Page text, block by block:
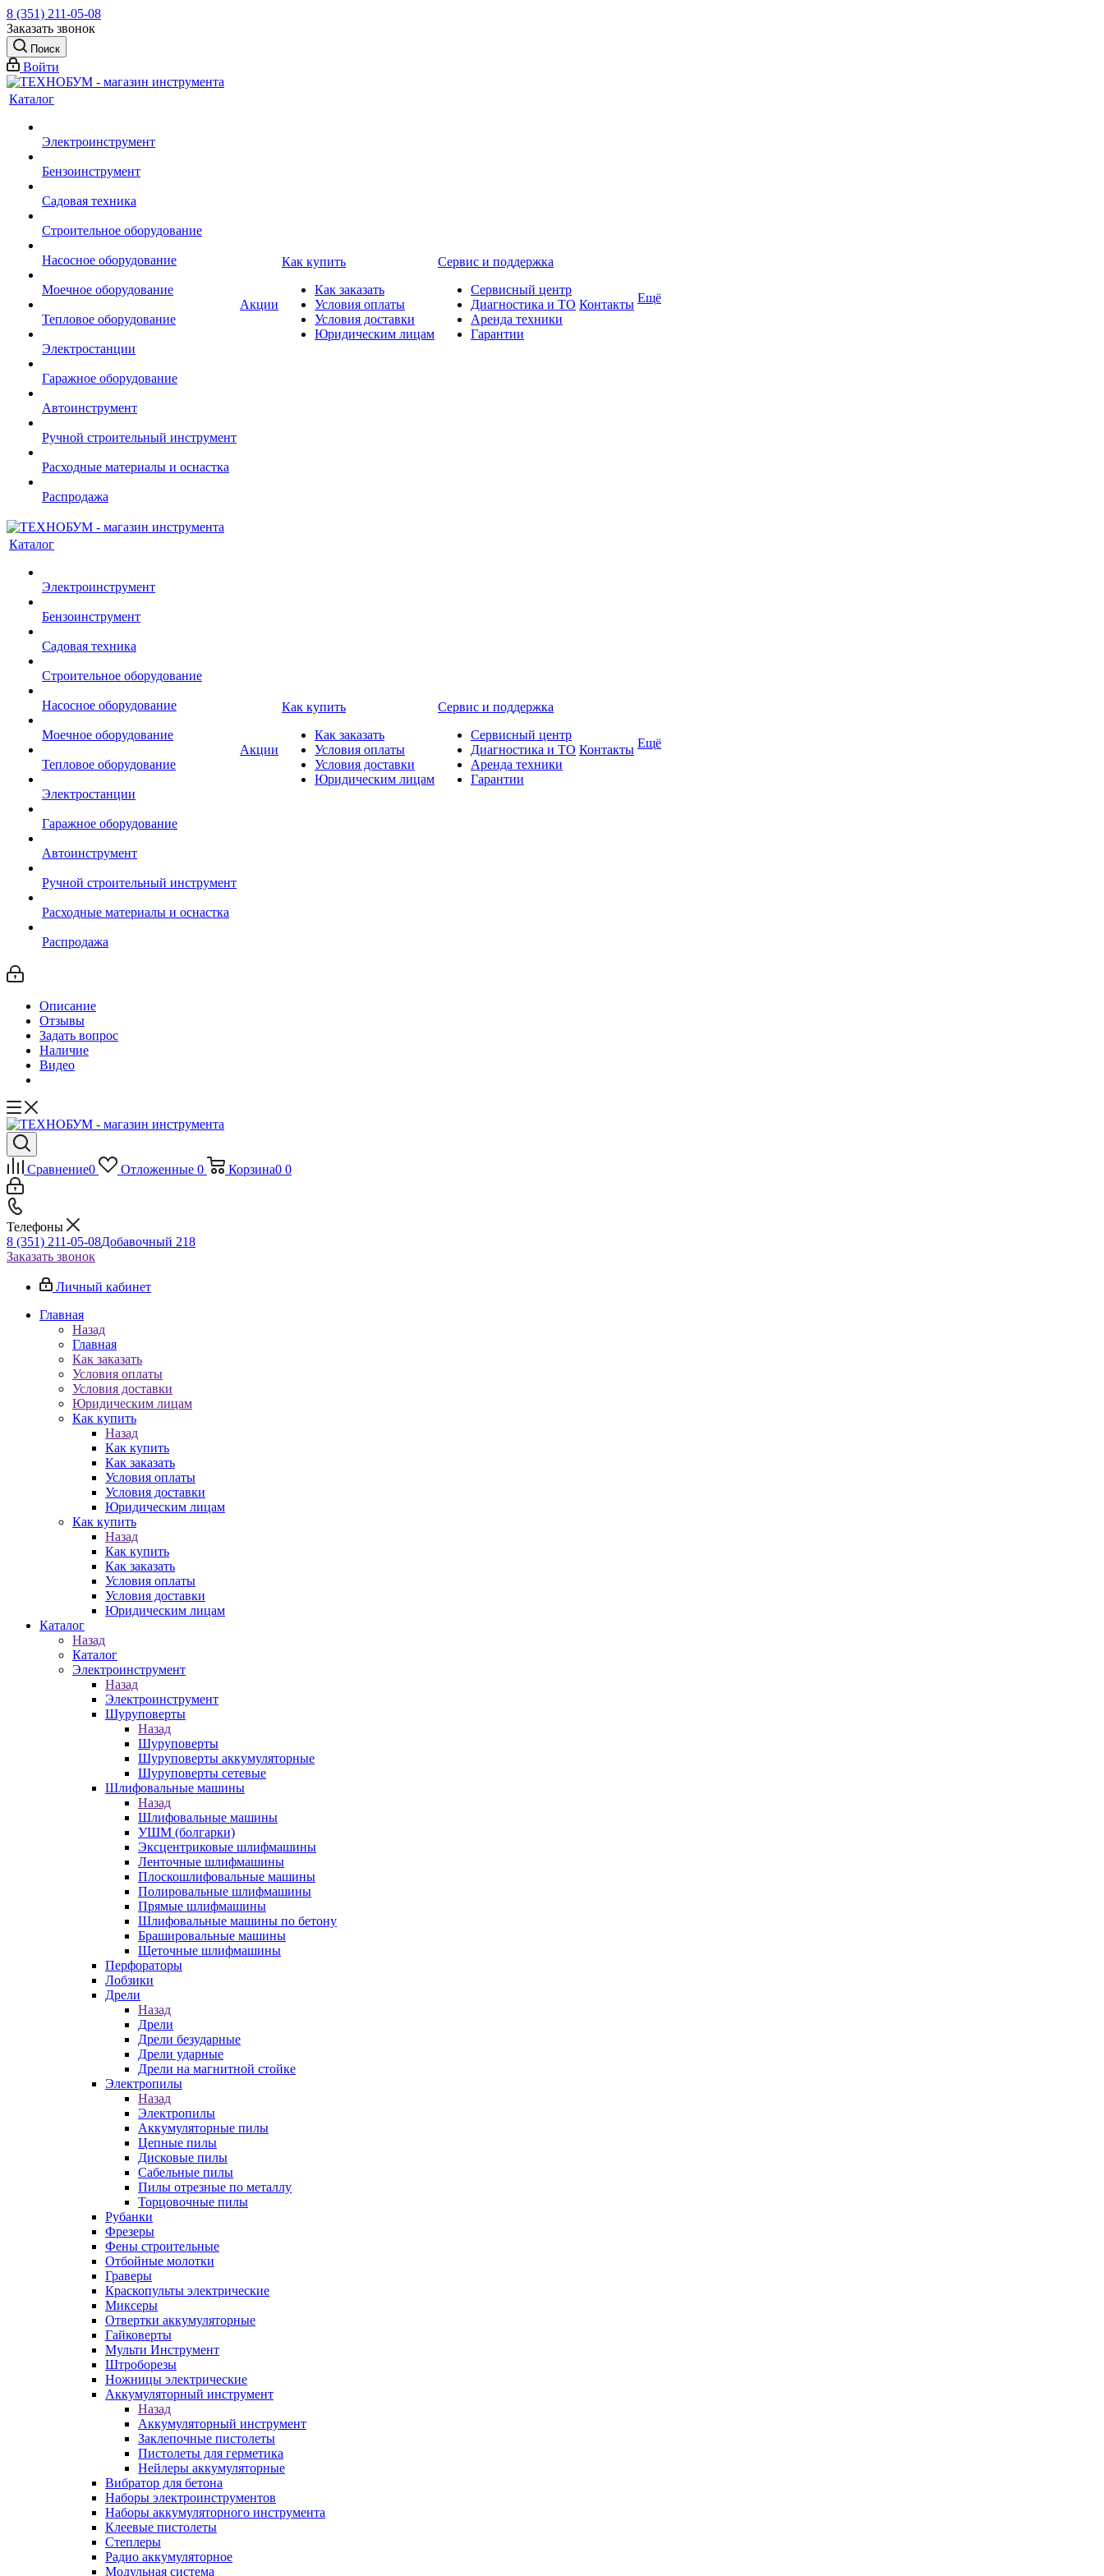
8 (351) 211-05-08
Заказать звонок
Поиск
Войти
Каталог
Электроинструмент
Бензоинструмент
Садовая техника
Строительное оборудование
Насосное оборудование
Моечное оборудование
Тепловое оборудование
Электростанции
Гаражное оборудование
Автоинструмент
Ручной строительный инструмент
Расходные материалы и оснастка
Распродажа
Акции
Как купить
Как заказать
Условия оплаты
Условия доставки
Юридическим лицам
Сервис и поддержка
Сервисный центр
Диагностика и ТО
Аренда техники
Гарантии
Контакты Ещё
Каталог
Электроинструмент
Бензоинструмент
Садовая техника
Строительное оборудование
Насосное оборудование
Моечное оборудование
Тепловое оборудование
Электростанции
Гаражное оборудование
Автоинструмент
Ручной строительный инструмент
Расходные материалы и оснастка
Распродажа
Акции
Как купить
Как заказать
Условия оплаты
Условия доставки
Юридическим лицам
Сервис и поддержка
Сервисный центр
Диагностика и ТО
Аренда техники
Гарантии
Контакты Ещё
Описание
Отзывы
Задать вопрос
Наличие
Видео
Сравнение0 Отложенные 0 Корзина0 0
Телефоны
8 (351) 211-05-08Добавочный 218
Заказать звонок
Личный кабинет
Главная
Назад
Главная
Как заказать
Условия оплаты
Условия доставки
Юридическим лицам
Как купить
Назад
Как купить
Как заказать
Условия оплаты
Условия доставки
Юридическим лицам
Как купить
Назад
Как купить
Как заказать
Условия оплаты
Условия доставки
Юридическим лицам
Каталог
Назад
Каталог
Электроинструмент
Назад
Электроинструмент
Шуруповерты
Назад
Шуруповерты
Шуруповерты аккумуляторные
Шуруповерты сетевые
Шлифовальные машины
Назад
Шлифовальные машины
УШМ (болгарки)
Эксцентриковые шлифмашины
Ленточные шлифмашины
Плоскошлифовальные машины
Полировальные шлифмашины
Прямые шлифмашины
Шлифовальные машины по бетону
Брашировальные машины
Щеточные шлифмашины
Перфораторы
Лобзики
Дрели
Назад
Дрели
Дрели безударные
Дрели ударные
Дрели на магнитной стойке
Электропилы
Назад
Электропилы
Аккумуляторные пилы
Цепные пилы
Дисковые пилы
Сабельные пилы
Пилы отрезные по металлу
Торцовочные пилы
Рубанки
Фрезеры
Фены строительные
Отбойные молотки
Граверы
Краскопульты электрические
Миксеры
Отвертки аккумуляторные
Гайковерты
Мульти Инструмент
Штроборезы
Ножницы электрические
Аккумуляторный инструмент
Назад
Аккумуляторный инструмент
Заклепочные пистолеты
Пистолеты для герметика
Нейлеры аккумуляторные
Вибратор для бетона
Наборы электроинструментов
Наборы аккумуляторного инструмента
Клеевые пистолеты
Степлеры
Радио аккумуляторное
Модульная система